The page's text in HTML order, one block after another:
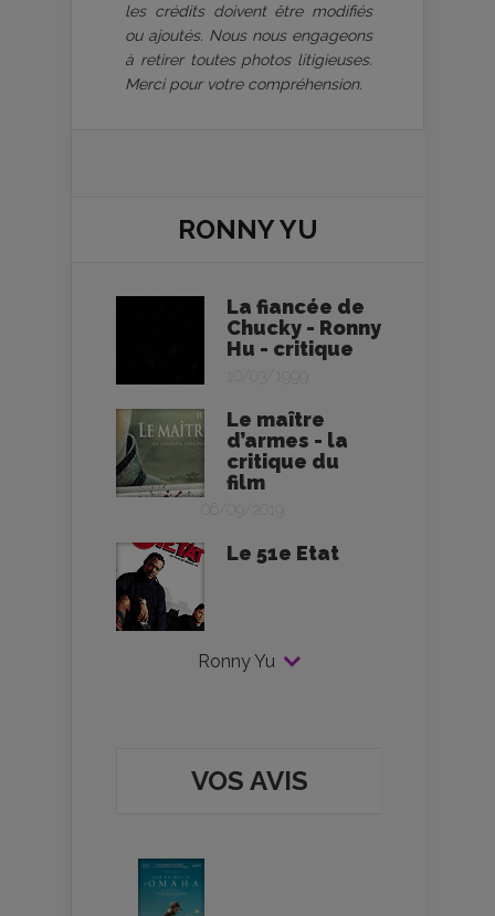
les crédits doivent être modifiés
ou ajoutés. Nous nous engageons
à retirer toutes photos litigieuses.
Merci pour votre compréhension.
RONNY YU
La fiancée de
Chucky - Ronny
Hu - critique
Le maître
d’armes - la
critique du
film
Le 51e Etat
Ronny Yu
VOS AVIS